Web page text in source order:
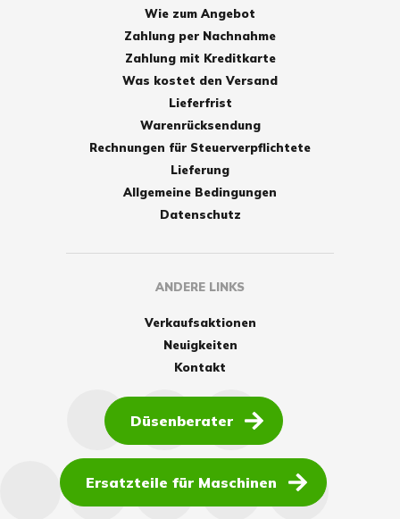
Wie zum Angebot
Zahlung per Nachnahme
Zahlung mit Kreditkarte
Was kostet den Versand
Lieferfrist
Warenrücksendung
Rechnungen für Steuerverpflichtete
Lieferung
Allgemeine Bedingungen
Datenschutz
ANDERE LINKS
Verkaufsaktionen
Neuigkeiten
Kontakt
Düsenberater
Ersatzteile für Maschinen